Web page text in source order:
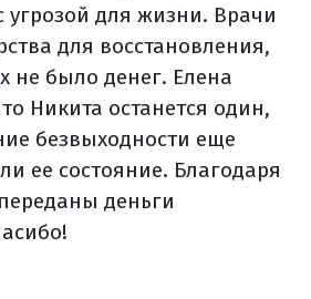
для жизни. Врачи
для восстановления,
не было денег. Елена
Никита останется один,
безвыходности еще
ее состояние. Благодаря
деньги